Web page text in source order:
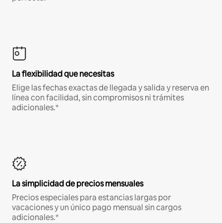
La flexibilidad que necesitas
Elige las fechas exactas de llegada y salida y reserva en
línea con facilidad, sin compromisos ni trámites
adicionales.*
La simplicidad de precios mensuales
Precios especiales para estancias largas por
vacaciones y un único pago mensual sin cargos
adicionales.*